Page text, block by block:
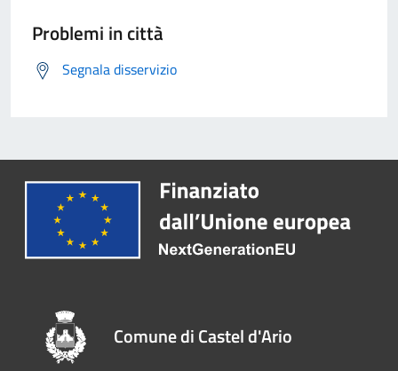
Problemi in città
Segnala disservizio
Comune di Castel d'Ario